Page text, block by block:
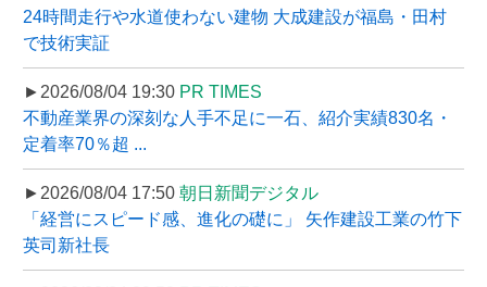
24時間走行や水道使わない建物 大成建設が福島・田村
で技術実証
►2026/08/04 19:30 PR TIMES
不動産業界の深刻な人手不足に一石、紹介実績830名・
定着率70％超 ...
►2026/08/04 17:50 朝日新聞デジタル
「経営にスピード感、進化の礎に」 矢作建設工業の竹下
英司新社長